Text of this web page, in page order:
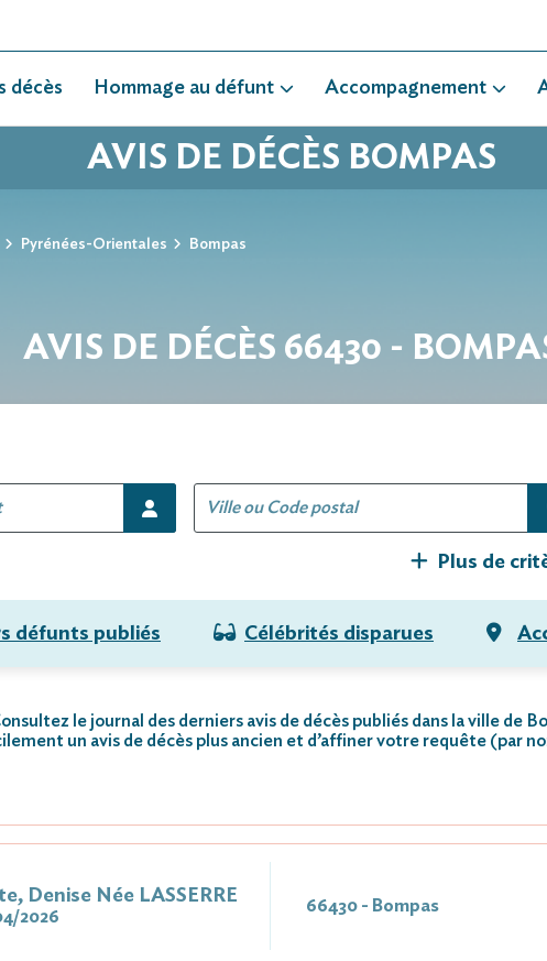
décès Hommage au défunt Accompagnement
AVIS DE DÉCÈS BOMPAS
Pyrénées-Orientales Bompas
AVIS DE DÉCÈS 66430 -
Plus de
défunts publiés Célébrités disparues
le journal des derniers avis de décès publiés dans la ville de
un avis de décès plus ancien et d’affiner votre requête (par
Denise Née LASSERRE
2026
66430 - Bompas